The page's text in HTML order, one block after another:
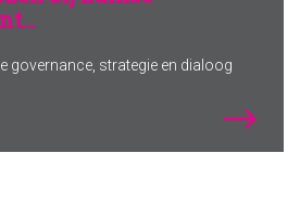
governance, strategie en dialoog